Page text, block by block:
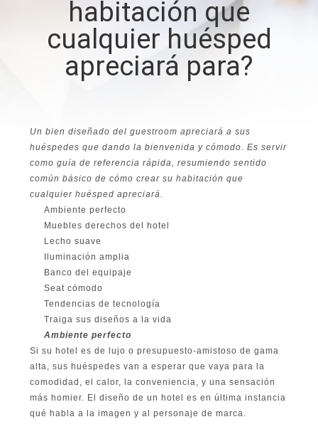
CONTROL
CALIDAD
ÉNTRENOS
CONTACTO
CON
CITA
MAPA
DEL
SITIO
habitación que
cualquier huésped
apreciará para?
Un bien diseñado del guestroom apreciará a sus
huéspedes que dando la bienvenida y cómodo. Es servir
como guía de referencia rápida, resumiendo sentido
común básico de cómo crear su habitación que
cualquier huésped apreciará.
Ambiente perfecto
Muebles derechos del hotel
Lecho suave
Iluminación amplia
Banco del equipaje
Seat cómodo
Tendencias de tecnología
Traiga sus diseños a la vida
Ambiente perfecto
Si su hotel es de lujo o presupuesto-amistoso de gama
alta, sus huéspedes van a esperar que vaya para la
comodidad, el calor, la conveniencia, y una sensación
más homier. El diseño de un hotel es en última instancia
qué habla a la imagen y al personaje de marca.